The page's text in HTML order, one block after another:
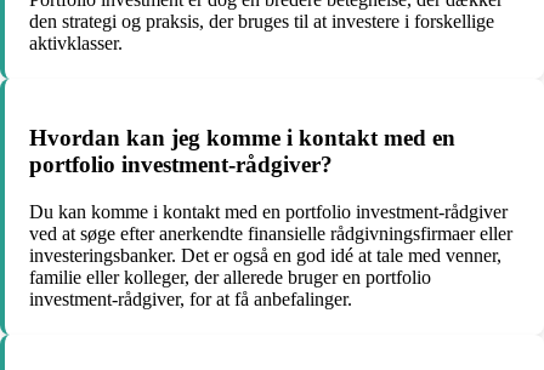
den strategi og praksis, der bruges til at investere i forskellige
aktivklasser.
Hvordan kan jeg komme i kontakt med en
portfolio investment-rådgiver?
Du kan komme i kontakt med en portfolio investment-rådgiver
ved at søge efter anerkendte finansielle rådgivningsfirmaer eller
investeringsbanker. Det er også en god idé at tale med venner,
familie eller kolleger, der allerede bruger en portfolio
investment-rådgiver, for at få anbefalinger.